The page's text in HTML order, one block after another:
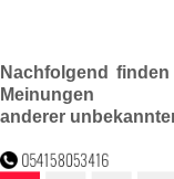
Nachfolgend
Meinungen
anderer